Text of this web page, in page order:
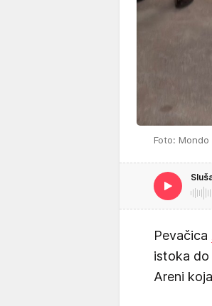
Foto: Mondo
Pevačica
istoka do
Areni